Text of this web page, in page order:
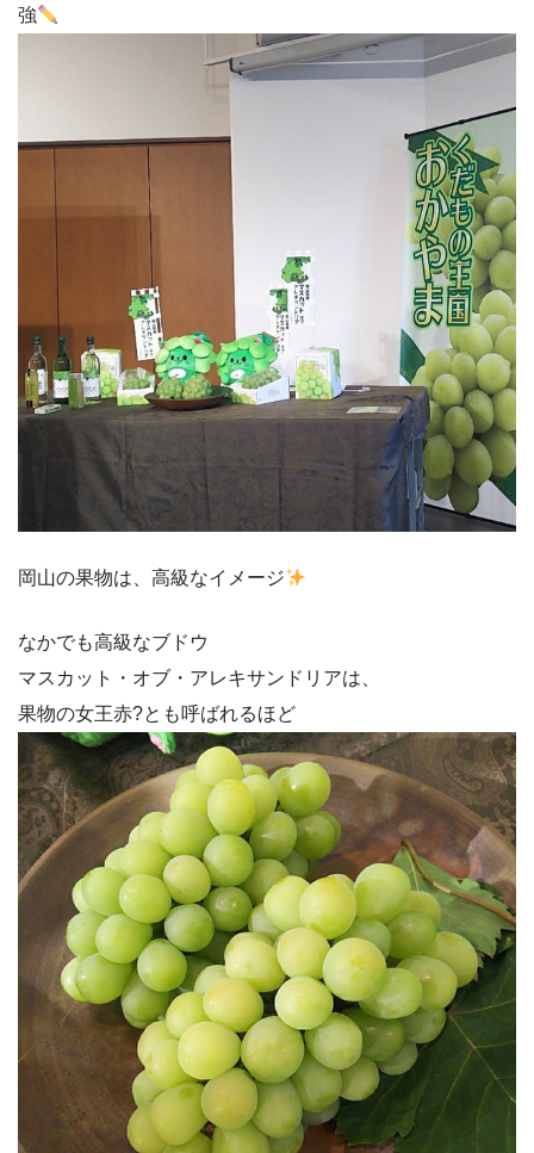
強
岡山の果物は、高級なイメージ
なかでも高級なブドウ
マスカット・オブ・アレキサンドリアは、
果物の女王赤?とも呼ばれるほど